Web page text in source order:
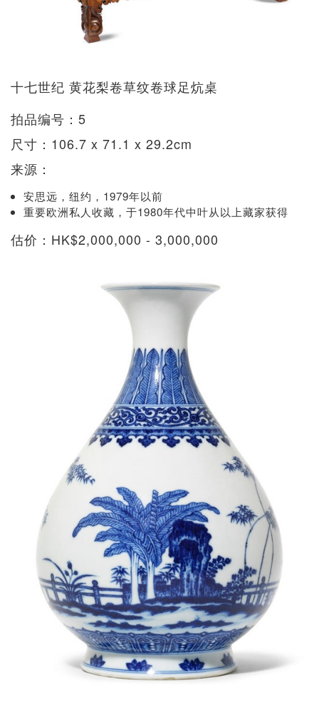
十七世纪 黄花梨卷草纹卷球足炕桌
拍品编号：5
尺寸：106.7 x 71.1 x 29.2cm
来源：
安思远，纽约，1979年以前
重要欧洲私人收藏，于1980年代中叶从以上藏家获得
估价：HK$2,000,000 - 3,000,000